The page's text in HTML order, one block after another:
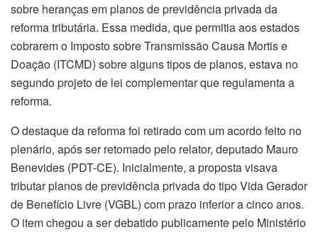
sobre heranças em planos de previdência privada da
reforma tributária. Essa medida, que permitia aos estados
cobrarem o Imposto sobre Transmissão Causa Mortis e
Doação (ITCMD) sobre alguns tipos de planos, estava no
segundo projeto de lei complementar que regulamenta a
reforma.
O destaque da reforma foi retirado com um acordo feito no
plenário, após ser retomado pelo relator, deputado Mauro
Benevides (PDT-CE). Inicialmente, a proposta visava
tributar planos de previdência privada do tipo Vida Gerador
de Benefício Livre (VGBL) com prazo inferior a cinco anos.
O item chegou a ser debatido publicamente pelo Ministério